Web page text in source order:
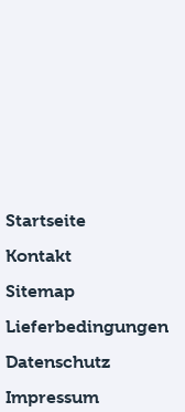
Startseite
Kontakt
Sitemap
Lieferbedingungen
Datenschutz
Impressum